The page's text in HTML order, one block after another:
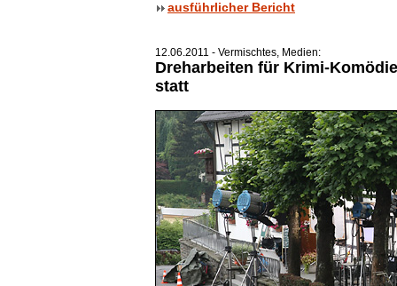
ausführlicher Bericht
12.06.2011 - Vermischtes, Medien:
Dreharbeiten für Krimi-
statt